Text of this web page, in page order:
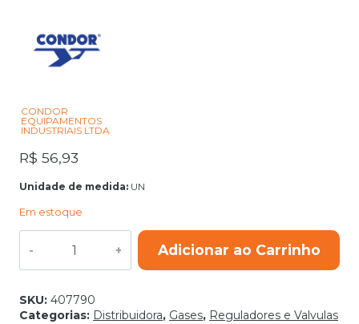
CONDOR
EQUIPAMENTOS
INDUSTRIAIS LTDA
R$ 56,93
Unidade de medida: UN
Em estoque
CORTA
CHAMA
OX
CONDOR
Adicionar ao Carrinho
SKU: 407790
Categorias: Distribuidora, Gases, Reguladores e Valvulas